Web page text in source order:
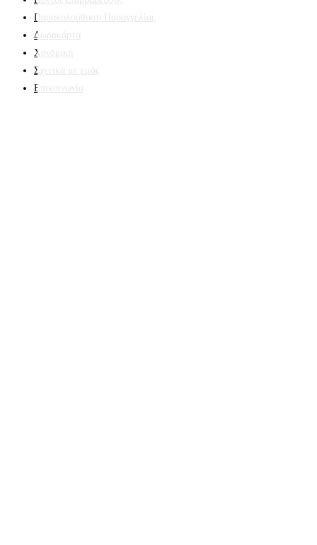
Παρακολούθηση Παραγγελίας
Δωροκάρτα
Χονδρική
Σχετικά με εμάς
Επικοινωνία